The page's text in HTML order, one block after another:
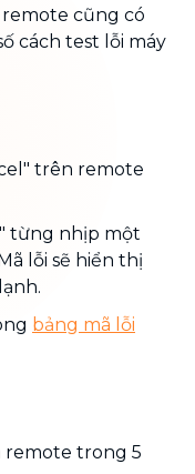
cũng có
cách test lỗi máy
trên remote
từng nhịp một
lỗi sẽ hiển thị
bảng mã lỗi
remote trong 5